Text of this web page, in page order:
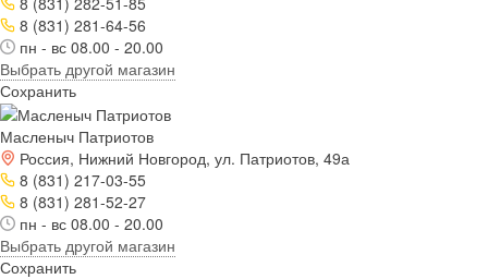
8 (831) 281-64-56
пн - вс 08.00 - 20.00
Выбрать другой магазин
Сохранить
Масленыч Патриотов
Россия, Нижний Новгород, ул. Патриотов, 49а
8 (831) 217-03-55
8 (831) 281-52-27
пн - вс 08.00 - 20.00
Выбрать другой магазин
Сохранить